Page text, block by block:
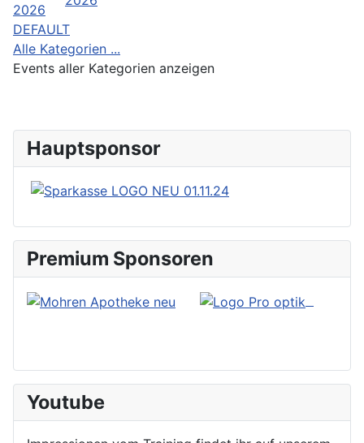
2026
DEFAULT
Alle Kategorien ...
Events aller Kategorien anzeigen
Hauptsponsor
Premium Sponsoren
Youtube